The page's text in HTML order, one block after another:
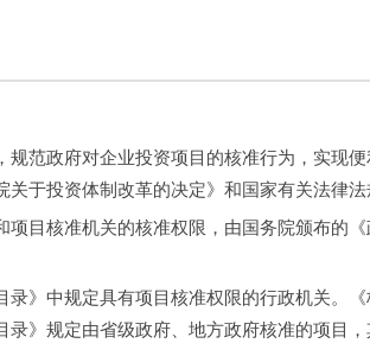
政府对企业投资项目的核准行为，实现便
于投资体制改革的决定》和国家有关法律法
核准机关的核准权限，由国务院颁布的《
》中规定具有项目核准权限的行政机关。《
》规定由省级政府、地方政府核准的项目